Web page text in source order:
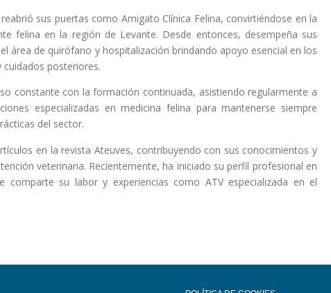
sus puertas como Amigato Clínica Felina, convirtiéndose en la
felina en la región de Levante. Desde entonces, desempeña sus
área de quirófano y hospitalización brindando apoyo esencial en los
posteriores.
constante con la formación continuada, asistiendo regularmente a
especializadas en medicina felina para mantenerse siempre
del sector.
en la revista Ateuves, contribuyendo con sus conocimientos y
veterinaria. Recientemente, ha iniciado su perfil profesional en
comparte su labor y experiencias como ATV especializada en el